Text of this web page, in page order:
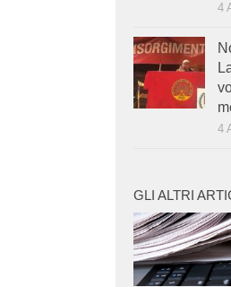
4
4
GLI ALTRI